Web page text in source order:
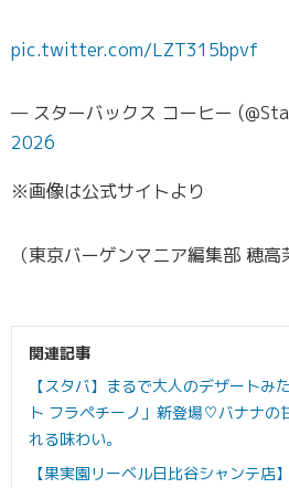
pic.twitter.com/LZT315bpvf
— スターバックス コーヒー
2026
※画像は公式サイトより
（東京バーゲンマニア編集部 穂高
関連記事
【スタバ】まるで大人のデザートみ
ト フラペチーノ」新登場♡バナナの
れる味わい。
【果実園リーベル日比谷シャンテ店